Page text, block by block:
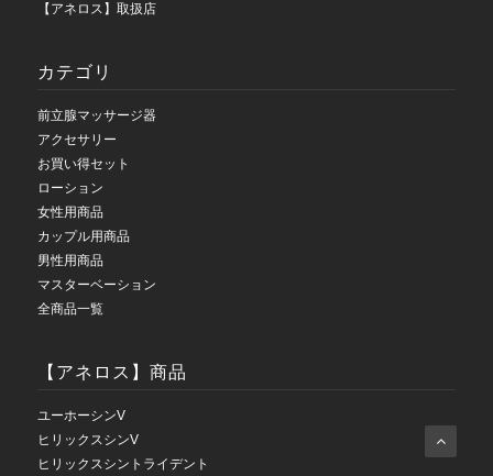
【アネロス】取扱店
カテゴリ
前立腺マッサージ器
アクセサリー
お買い得セット
ローション
女性用商品
カップル用商品
男性用商品
マスターベーション
全商品一覧
【アネロス】商品
ユーホーシンV
ヒリックスシンV
ヒリックスシントライデント